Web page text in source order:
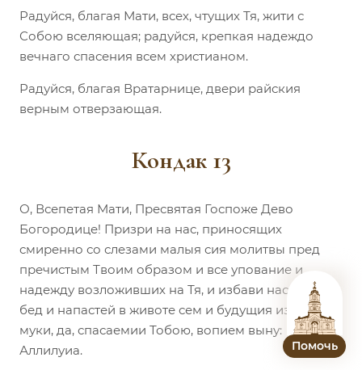
Радуйся, благая Мати, всех, чтущих Тя, жити с
Собою вселяющая; радуйся, крепкая надеждо
вечнаго спасения всем христианом.
Радуйся, благая Вратарнице, двери райския
верным отверзающая.
Кондак 13
О, Всепетая Мати, Пресвятая Госпоже Дево
Богородице! Призри на нас, приносящих
смиренно со слезами малыя сия молитвы пред
пречистым Твоим образом и все упование и
надежду возложивших на Тя, и избави нас всех
бед и напастей в животе сем и будущия изми
муки, да, спасаемии Тобою, вопием выну:
Аллилуиа.
Помочь